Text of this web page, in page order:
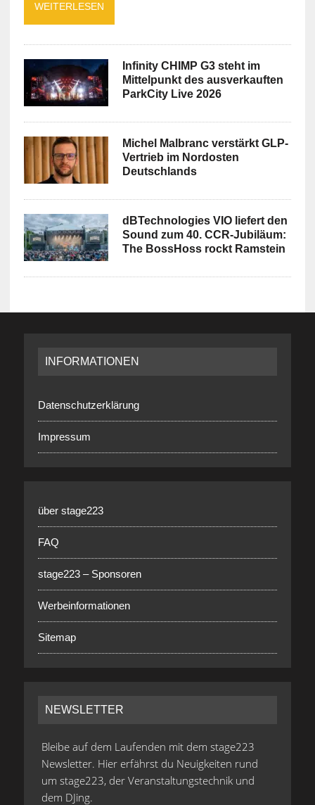
WEITERLESEN
Infinity CHIMP G3 steht im
Mittelpunkt des ausverkauften
ParkCity Live 2026
Michel Malbranc verstärkt GLP-
Vertrieb im Nordosten
Deutschlands
dBTechnologies VIO liefert den
Sound zum 40. CCR-Jubiläum:
The BossHoss rockt Ramstein
INFORMATIONEN
Datenschutzerklärung
Impressum
über stage223
FAQ
stage223 – Sponsoren
Werbeinformationen
Sitemap
NEWSLETTER
Bleibe auf dem Laufenden mit dem stage223
Newsletter. Hier erfährst du Neuigkeiten rund
um stage223, der Veranstaltungstechnik und
dem DJing.